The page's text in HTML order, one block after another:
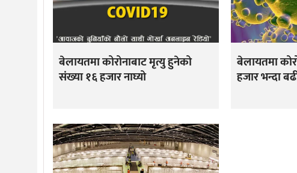
बेलायतमा कोरोनाबाट मृत्यु हुनेको
संख्या १६ हजार नाघ्यो
बेलायतमा
हजार भन्दा